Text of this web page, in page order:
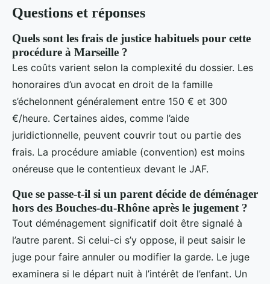
Questions et réponses
Quels sont les frais de justice habituels pour cette
procédure à Marseille ?
Les coûts varient selon la complexité du dossier. Les
honoraires d’un avocat en droit de la famille
s’échelonnent généralement entre 150 € et 300
€/heure. Certaines aides, comme l’aide
juridictionnelle, peuvent couvrir tout ou partie des
frais. La procédure amiable (convention) est moins
onéreuse que le contentieux devant le JAF.
Que se passe-t-il si un parent décide de déménager
hors des Bouches-du-Rhône après le jugement ?
Tout déménagement significatif doit être signalé à
l’autre parent. Si celui-ci s’y oppose, il peut saisir le
juge pour faire annuler ou modifier la garde. Le juge
examinera si le départ nuit à l’intérêt de l’enfant. Un